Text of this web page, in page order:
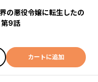
の悪役令嬢に転生したの
第9話
カートに追加